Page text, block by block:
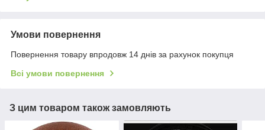
Умови повернення
Повернення товару впродовж 14 днів за рахунок покупця
Всі умови повернення
З цим товаром також замовляють